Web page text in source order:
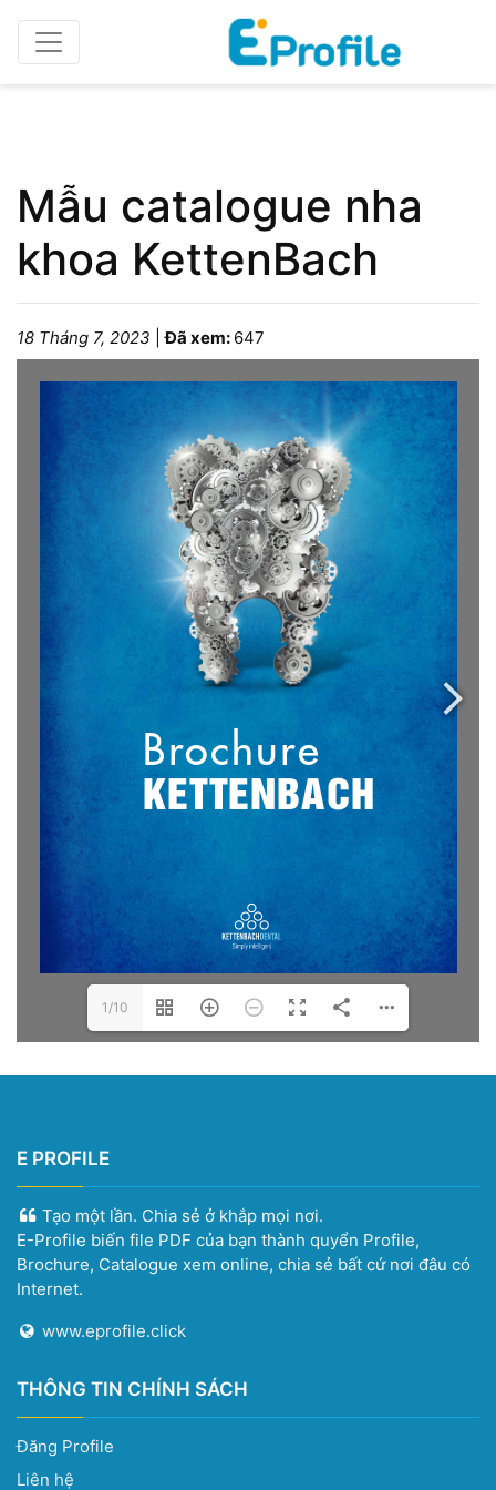
HomeCatalogue/Brochure
Mẫu catalogue nha
khoa KettenBach
18 Tháng 7, 2023 |Đã xem: 647
1/10
E PROFILE
Tạo một lần. Chia sẻ ở khắp mọi nơi.
E-Profile biến file PDF của bạn thành quyển Profile,
Brochure, Catalogue xem online, chia sẻ bất cứ nơi đâu có
Internet.
www.eprofile.click
THÔNG TIN CHÍNH SÁCH
Đăng Profile
Liên hệ